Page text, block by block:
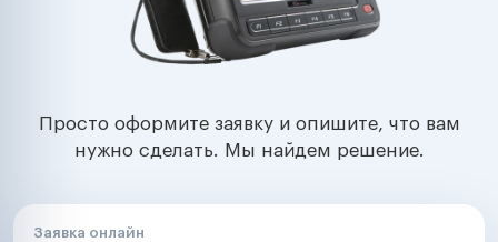
Просто оформите заявку и опишите, что вам
нужно сделать. Мы найдем решение.
Заявка онлайн